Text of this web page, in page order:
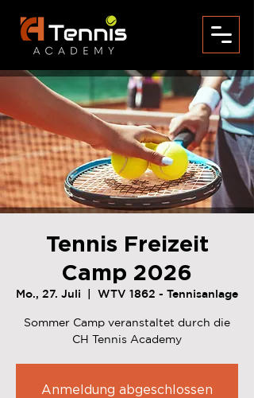
Tennis Freizeit
Camp 2026
Mo., 27. Juli WTV 1862 - Tennisanlage
Sommer Camp veranstaltet durch die
CH Tennis Academy
Anmeldung abgeschlossen